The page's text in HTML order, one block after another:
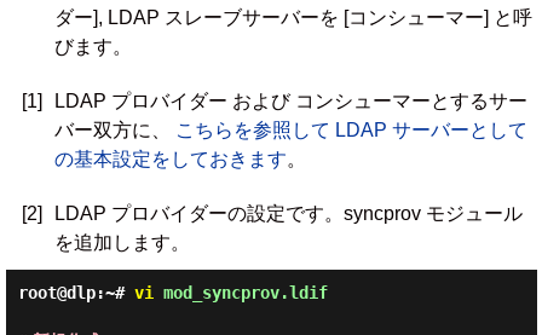
ダー], LDAP スレーブサーバーを [コンシューマー] と呼
びます。
[1]
LDAP プロバイダー および コンシューマーとするサー
バー双方に、
こちらを参照して LDAP サーバーとして
の基本設定をしておきます。
[2]
LDAP プロバイダーの設定です。syncprov モジュール
を追加します。
root@dlp:~# vi mod_syncprov.ldif